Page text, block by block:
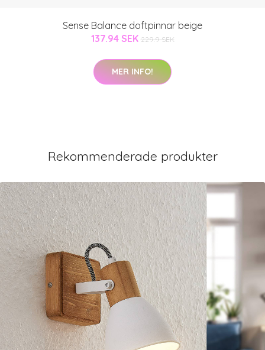
Sense Balance doftpinnar beige
137.94 SEK 229.9 SEK
MER INFO!
Rekommenderade produkter